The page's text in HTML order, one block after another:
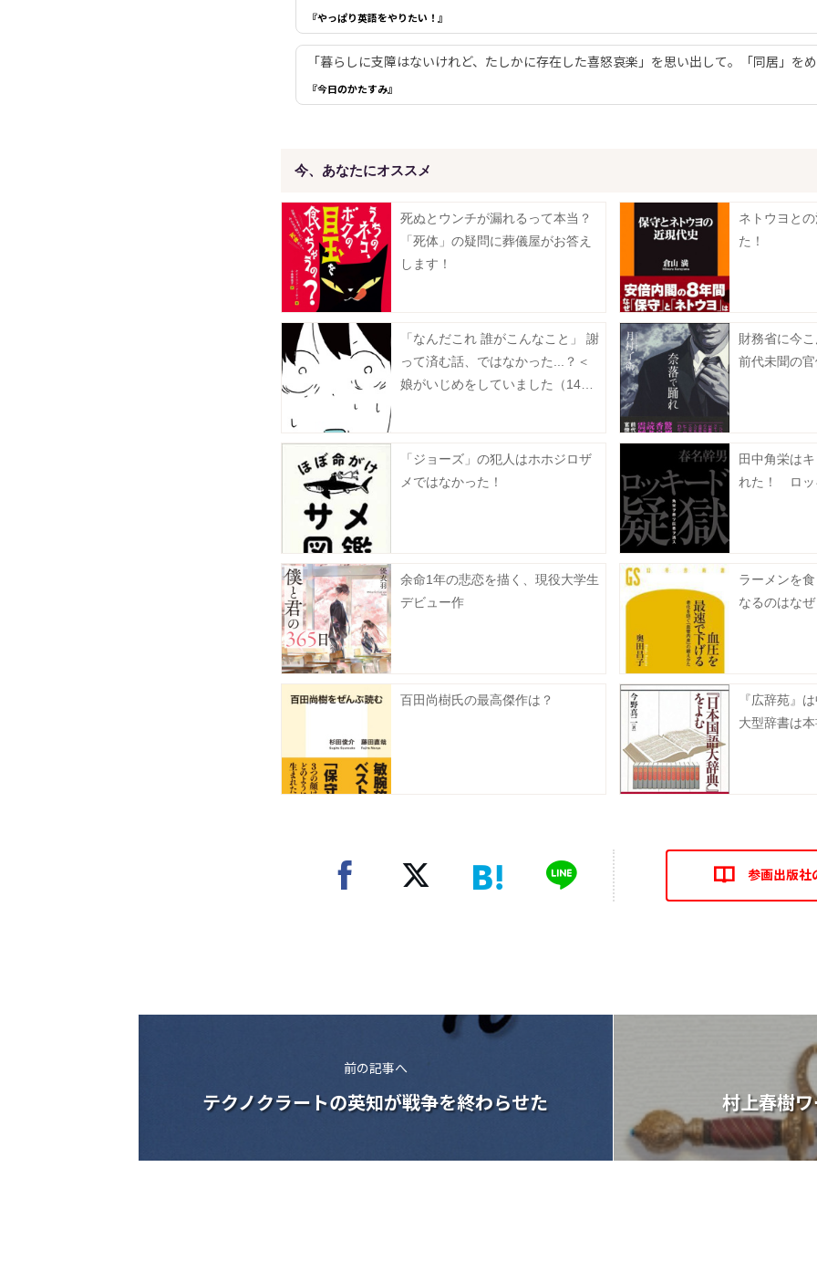
『やっぱり英語をやりたい！』
「暮らしに支障はないけれど、たしかに存在した喜怒哀楽」を思い出して。「同居」をめ
『今日のかたすみ』
今、あなたにオススメ
死ぬとウンチが漏れるって本当？
「死体」の疑問に葬儀屋がお答え
します！
ネトウヨと
た！
「なんだこれ 誰がこんなこと」 謝
って済む話、ではなかった...？＜
娘がいじめをしていました（14）
財務省に今
前代未聞の
「ジョーズ」の犯人はホホジロザ
メではなかった！
田中角栄は
れた！ ロッ
余命1年の悲恋を描く、現役大学生
デビュー作
ラーメンを
なるのはなぜ
百田尚樹氏の最高傑作は？
『広辞苑』
大型辞書は
参画出版社
前の記事へ
テクノクラートの英知が戦争を終わらせた 村上春樹